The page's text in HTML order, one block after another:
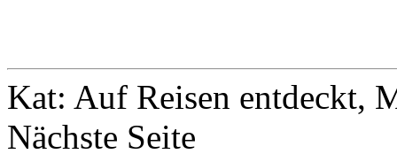
Kat: Auf Reisen entdeckt,
Nächste Seite